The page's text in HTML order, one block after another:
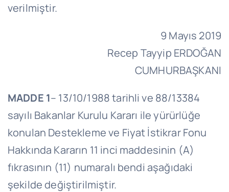
verilmiştir.
9 Mayıs 2019
Recep Tayyip ERDOĞAN
CUMHURBAŞKANI
MADDE 1– 13/10/1988 tarihli ve 88/13384
sayılı Bakanlar Kurulu Kararı ile yürürlüğe
konulan Destekleme ve Fiyat İstikrar Fonu
Hakkında Kararın 11 inci maddesinin (A)
fıkrasının (11) numaralı bendi aşağıdaki
şekilde değiştirilmiştir.